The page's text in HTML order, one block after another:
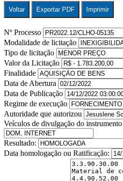
Voltar Exportar PDF Imprimir
Nº Processo
Modalidade de licitação
Tipo de licitação
Valor da Licitação
Finalidade
Data de Abertura
Data de Publicação
Regime de execução
Autoridade que autorizou
Veículos de divulgação do
Resultado:
Data homologação ou Ratificação: